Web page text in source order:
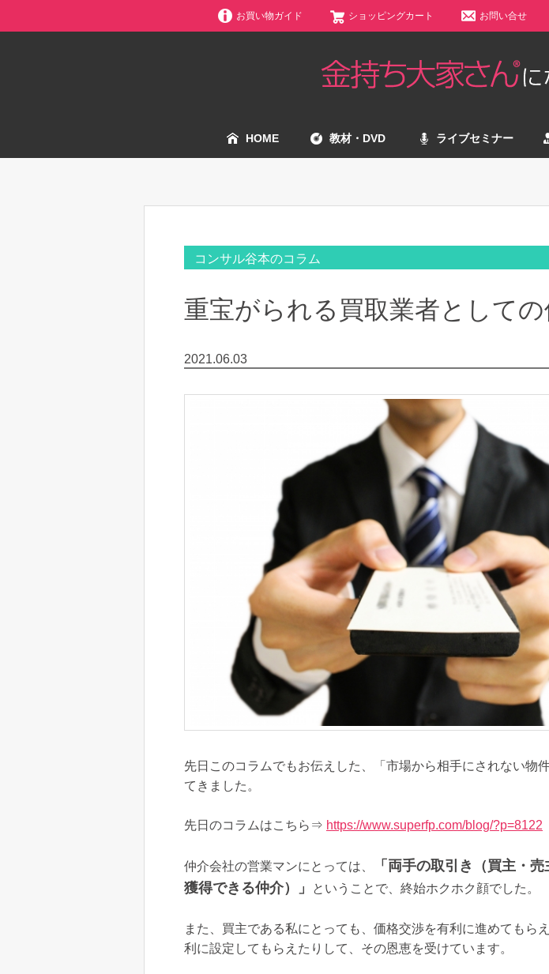
お買い物ガイド ショッピングカート お問い合せ
HOME 教材・DVD ライブセミナー
コンサル谷本のコラム
重宝がられる買取業者として
2021.06.03
先日このコラムでもお伝えした、「市場から相手にされない物
てきました。
先日のコラムはこちら⇒ https://www.superfp.com/blog/?p=8122
仲介会社の営業マンにとっては、
「両手の取引き（買主・
獲得できる仲介）」
ということで、終始ホクホク顔でした。
また、買主である私にとっても、価格交渉を有利に進めてもら
利に設定してもらえたりして、その恩恵を受けています。